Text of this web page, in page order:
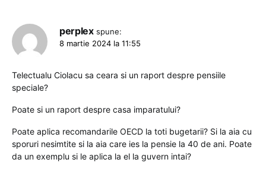
perplex spune:
8 martie 2024 la 11:55
Telectualu Ciolacu sa ceara si un raport despre pensiile
speciale?
Poate si un raport despre casa imparatului?
Poate aplica recomandarile OECD la toti bugetarii? Si la aia cu
sporuri nesimtite si la aia care ies la pensie la 40 de ani. Poate
da un exemplu si le aplica la el la guvern intai?